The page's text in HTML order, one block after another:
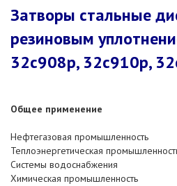
Затворы стальные
резиновым
32с908р, 32с910р,
Общее применение
Нефтегазовая промышленность
Теплоэнергетическая
Системы водоснабжения
Химическая промышленность